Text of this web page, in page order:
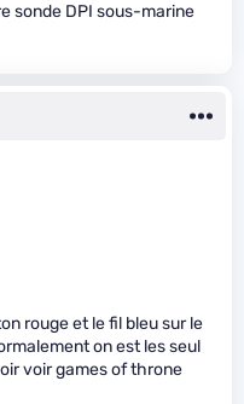
sonde DPI sous-marine
rouge et le fil bleu sur le
on est les seul
voir games of throne